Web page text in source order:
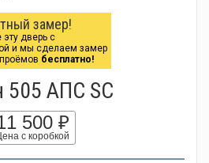
замер!
эту дверь с
и мы сделаем замер
бесплатно!
505 АПС SC
500 ₽
с коробкой